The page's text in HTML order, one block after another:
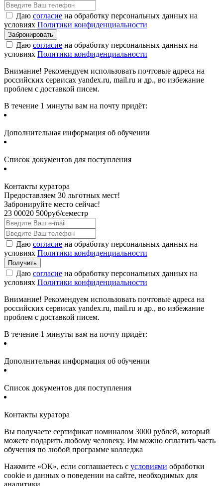
Даю согласие на обработку персональных данных на
условиях Политики конфиденциальности
Даю согласие на обработку персональных данных на
условиях Политики конфиденциальности
Внимание! Рекомендуем использовать почтовые адреса на
российских сервисах yandex.ru, mail.ru и др., во избежание
проблем с доставкой писем.
В течение 1 минуты вам на почту придёт:
Дополнительная информация об обучении
Список документов для поступления
Контакты куратора
Предоставляем 30 льготных мест!
Забронируйте место сейчас!
23 00020 500руб/семестр
Даю согласие на обработку персональных данных на
условиях Политики конфиденциальности
Даю согласие на обработку персональных данных на
условиях Политики конфиденциальности
Внимание! Рекомендуем использовать почтовые адреса на
российских сервисах yandex.ru, mail.ru и др., во избежание
проблем с доставкой писем.
В течение 1 минуты вам на почту придёт:
Дополнительная информация об обучении
Список документов для поступления
Контакты куратора
Вы получаете сертификат номиналом 3000 рублей, который
можете подарить любому человеку. Им можно оплатить часть
обучения по любой программе колледжа
Нажмите «ОК», если соглашаетесь с условиями обработки
cookie и данных о поведении на сайте, необходимых для
аналитики.